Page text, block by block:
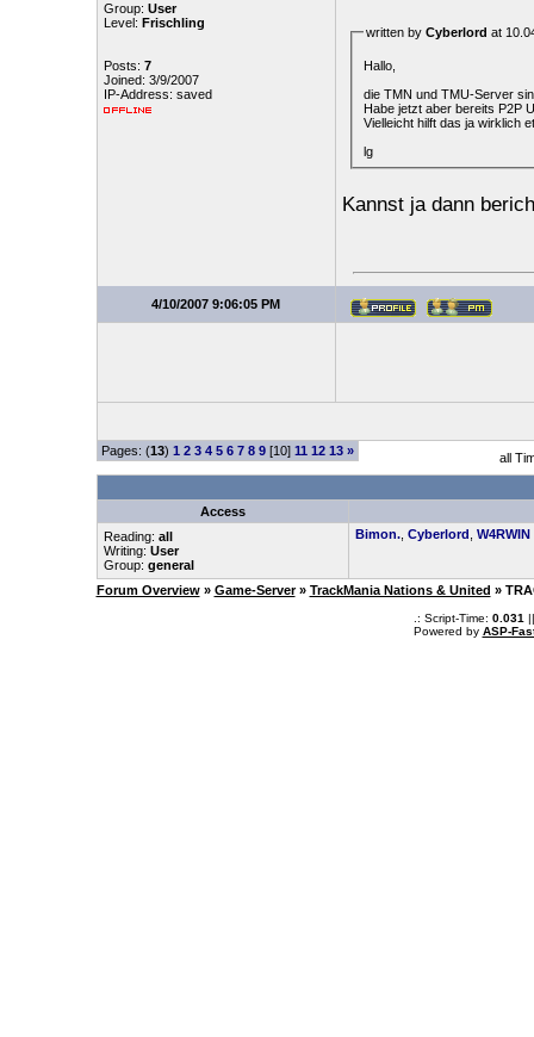
Group: User
Level: Frischling
Posts: 7
Joined: 3/9/2007
IP-Address: saved
written by Cyberlord at
Hallo,
die TMN und TMU-Server
Habe jetzt aber bereits P2P
Vielleicht hilft das ja wirklich
lg
Kannst ja dann
4/10/2007 9:06:05 PM
Pages: (13) 1 2 3 4 5 6 7 8 9[10] 11 12 13 » all
Access
Reading: all
Writing: User
Group: general
Bimon., Cyberlord W4RWIN
Forum Overview » Game-Server » TrackMania Nations & United »
.: Script-Time: 0.031
Powered by ASP-